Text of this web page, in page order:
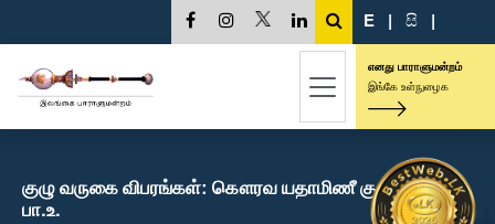
E | සි |
எனது பாராளுமன்றம்
இங்கே உள்நுழைக
குழு வருகை விபரங்கள்: கௌரவ யதாமிணீ குணவர்தன,
பா.உ.